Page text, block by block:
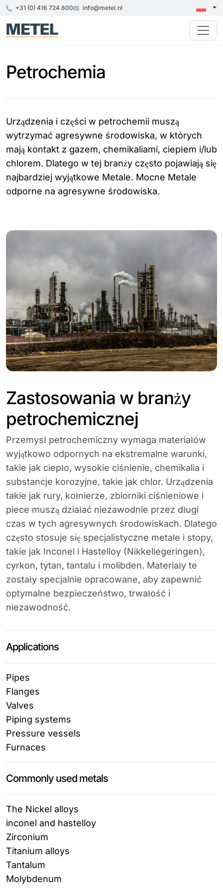
+31 (0) 416 724 800 info@metel.nl
Petrochemia
Urządzenia i części w petrochemii muszą
wytrzymać agresywne środowiska, w których
mają kontakt z gazem, chemikaliami, ciepłem i/lub
chlorem. Dlatego w tej branży często pojawiają się
najbardziej wyjątkowe Metale. Mocne Metale
odporne na agresywne środowiska.
Zastosowania w branży
petrochemicznej
Przemysł petrochemiczny wymaga materiałów
wyjątkowo odpornych na ekstremalne warunki,
takie jak ciepło, wysokie ciśnienie, chemikalia i
substancje korozyjne, takie jak chlor. Urządzenia
takie jak rury, kołnierze, zbiorniki ciśnieniowe i
piece muszą działać niezawodnie przez długi
czas w tych agresywnych środowiskach. Dlatego
często stosuje się specjalistyczne metale i stopy,
takie jak Inconel i Hastelloy (Nikkellegeringen),
cyrkon, tytan, tantalu i molibden. Materiały te
zostały specjalnie opracowane, aby zapewnić
optymalne bezpieczeństwo, trwałość i
niezawodność.
Applications
Pipes
Flanges
Valves
Piping systems
Pressure vessels
Furnaces
Commonly used metals
The Nickel alloys
inconel and hastelloy
Zirconium
Titanium alloys
Tantalum
Molybdenum